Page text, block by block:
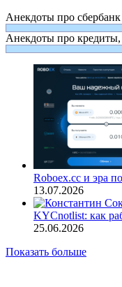
Анекдоты про сбербанк
Анекдоты про
Roboex.cc и эра
13.07.2026
KYCnotlist: как
25.06.2026
Показать больше